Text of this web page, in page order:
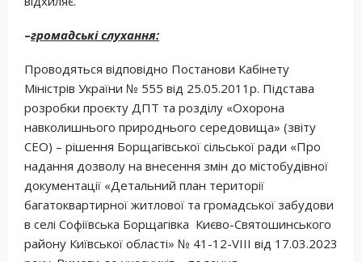
–громадські слухання:
Проводяться відповідно Постанови Кабінету
Міністрів України № 555 від 25.05.2011р. Підстава
розробки проєкту ДПТ та розділу «Охорона
навколишнього природнього середовища» (звіту
СЕО) – рішення Борщагівської сільської ради «Про
надання дозволу на внесення змін до містобудівної
документації «Детальний план території
багатоквартирної житлової та громадської забудови
в селі Софіївська Борщагівка Києво-Святошинського
району Київської області» № 41-12-VIII від 17.03.2023